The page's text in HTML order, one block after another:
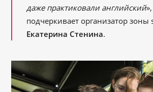
даже практиковали английский
подчеркивает организатор зоны
Екатерина Стенина.